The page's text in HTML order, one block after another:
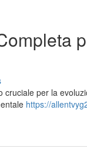
per la
https://